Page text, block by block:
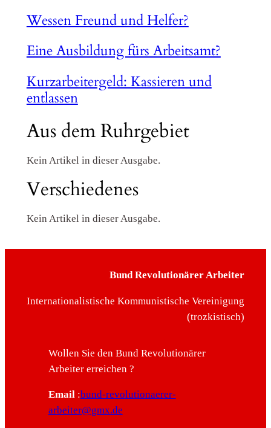
Wessen Freund und Helfer?
Eine Ausbildung fürs Arbeitsamt?
Kurzarbeitergeld: Kassieren und
entlassen
Aus dem Ruhrgebiet
Kein Artikel in dieser Ausgabe.
Verschiedenes
Kein Artikel in dieser Ausgabe.
Bund Revolutionärer Arbeiter
Internationalistische Kommunistische Vereinigung
(trozkistisch)
Wollen Sie den Bund Revolutionärer
Arbeiter erreichen ?
Email:bund-revolutionaerer-
arbeiter@gmx.de